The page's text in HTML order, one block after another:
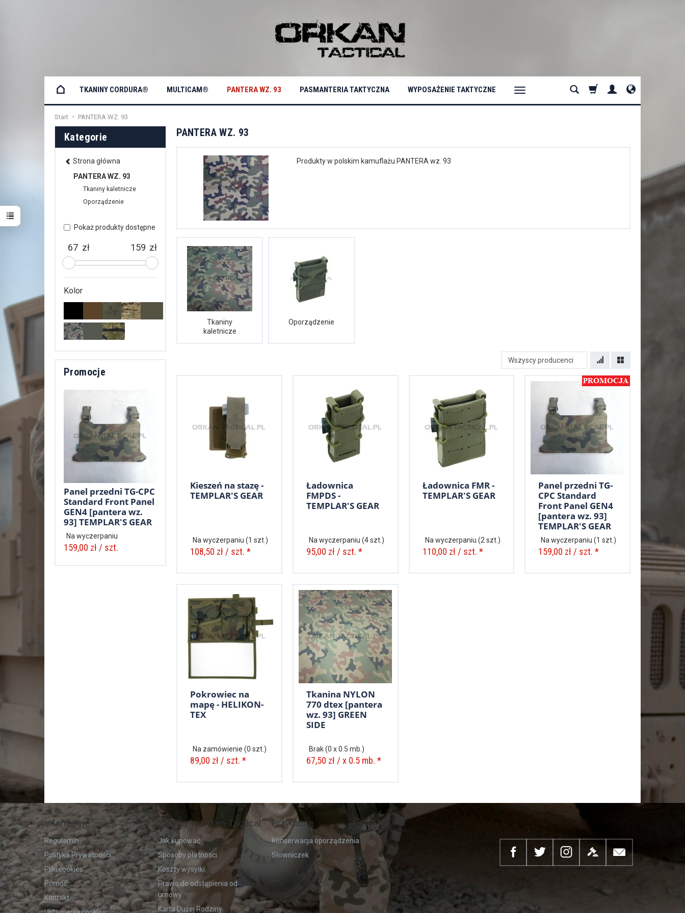
TKANINY CORDURA® MULTICAM® PANTERA WZ. 93 PASMANTERIA TAKTYCZNA WYPOSAŻENIE TAKTYCZNE
Start PANTERA WZ. 93
PANTERA WZ. 93
Produkty w polskim kamuflażu PANTERA wz. 93
Tkaniny
kaletnicze
Oporządzenie
Kieszeń na stazę -
TEMPLAR'S GEAR
Na wyczerpaniu (1 szt.)
108,50 zł / szt. *
Ładownica
FMPDS -
TEMPLAR'S GEAR
Na wyczerpaniu (4 szt.)
95,00 zł / szt. *
Ładownica FMR -
TEMPLAR'S GEAR
Na wyczerpaniu (2 szt.)
110,00 zł / szt. *
Panel przedni TG-
CPC Standard
Front Panel GEN4
[pantera wz. 93]
TEMPLAR'S GEAR
Na wyczerpaniu (1 szt.)
159,00 zł / szt. *
Pokrowiec na
mapę - HELIKON-
TEX
Na zamówienie (0 szt.)
89,00 zł / szt. *
Tkanina NYLON
770 dtex [pantera
wz. 93] GREEN
SIDE
Brak(0 x 0.5 mb.)
67,50 zł / x 0.5 mb. *
Kategorie
Strona główna
PANTERA WZ. 93
Tkaniny kaletnicze
Oporządzenie
Pokaż produkty dostępne
zł zł
Kolor
Promocje
Panel przedni TG-CPC
Standard Front Panel
GEN4 [pantera wz.
93] TEMPLAR'S GEAR
Na wyczerpaniu
159,00 zł / szt.
Informacje
Regulamin
Polityka Prywatności
Pliki cookies
Pomoc
Kontakt
Zakupy w Orkan-Tactical
Jak kupować
Sposoby płatności
Koszty wysyłki
Prawo do odstąpienia od
umowy
Karta Dużej Rodziny
Przydatne
Konserwacja oporządzenia
Słowniczek